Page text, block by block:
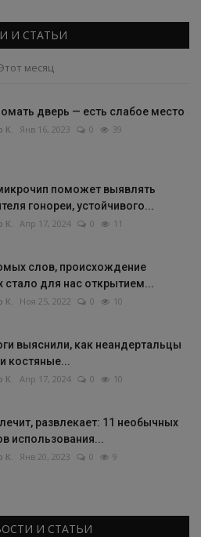
И СТАТЬИ
месяц
дверь — есть слабое место
К. Янв 16, 2023 0 39
поможет выявлять
гонореи, устойчивого...
К. Апр 17, 2024 0 11
слов, происхождение
стало для нас открытием...
К. Ноя 25, 2022 0 10
выяснили, как неандертальцы
костяные...
К. Апр 17, 2024 0 10
развлекает: 11 необычных
использования...
К. Янв 20, 2023 0 9
И СТАТЬИ